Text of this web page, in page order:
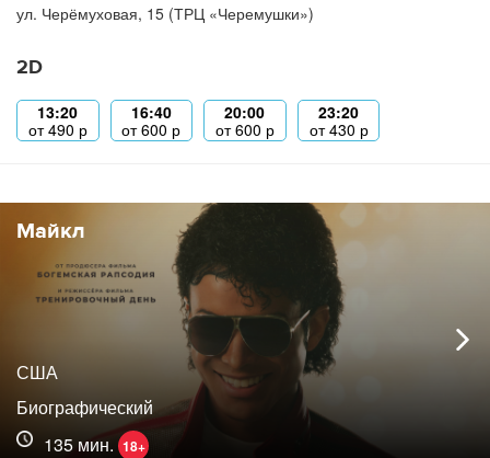
ул. Черёмуховая, 15 (ТРЦ «Черемушки»)
2D
13:20
от490 р
16:40
от600 р
20:00
от600 р
23:20
от430 р
Майкл
США
Биографический
135 мин. 18+